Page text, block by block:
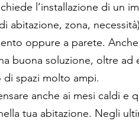
l’installazione di un
abitazione, zona,
oppure a parete.
buona soluzione, oltre ad
spazi molto ampi.
anche ai mesi caldi e
tua abitazione. Negli